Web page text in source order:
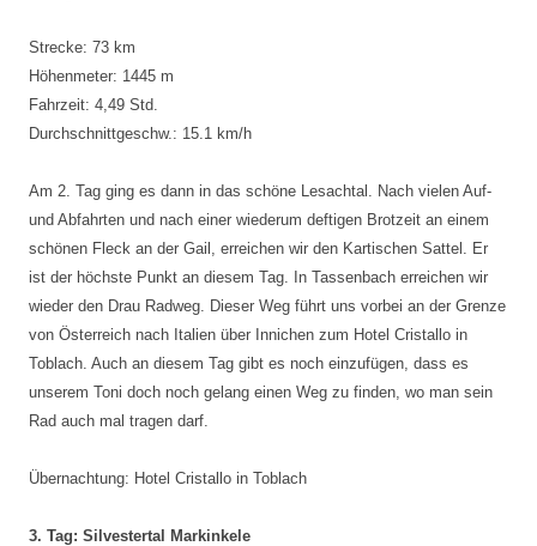
Strecke: 73 km
Höhenmeter: 1445 m
Fahrzeit: 4,49 Std.
Durchschnittgeschw.: 15.1 km/h
Am 2. Tag ging es dann in das schöne Lesachtal. Nach vielen Auf-
und Abfahrten und nach einer wiederum deftigen Brotzeit an einem
schönen Fleck an der Gail, erreichen wir den Kartischen Sattel. Er
ist der höchste Punkt an diesem Tag. In Tassenbach erreichen wir
wieder den Drau Radweg. Dieser Weg führt uns vorbei an der Grenze
von Österreich nach Italien über Innichen zum Hotel Cristallo in
Toblach. Auch an diesem Tag gibt es noch einzufügen, dass es
unserem Toni doch noch gelang einen Weg zu finden, wo man sein
Rad auch mal tragen darf.
Übernachtung: Hotel Cristallo in Toblach
3. Tag: Silvestertal Markinkele